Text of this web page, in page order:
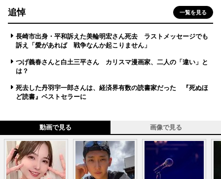
追悼 一覧を見る
長崎市出身・平和訴えた美輪明宏さん死去 ラストメッセージでも
訴え「愛があれば 戦争なんか起こりません」
つげ義春さんと白土三平さん カリスマ漫画家、二人の「違い」と
は？
死去した丹羽宇一郎さんは、経済界有数の読書家だった 『死ぬほ
ど読書』ベストセラーに
動画で見る 画像で見る